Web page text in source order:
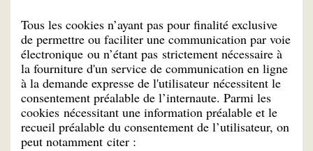
Tous les cookies n’ayant pas pour finalité exclusive
de permettre ou faciliter une communication par voie
électronique ou n’étant pas strictement nécessaire à
la fourniture d'un service de communication en ligne
à la demande expresse de l'utilisateur nécessitent le
consentement préalable de l’internaute. Parmi les
cookies nécessitant une information préalable et le
recueil préalable du consentement de l’utilisateur, on
peut notamment citer :